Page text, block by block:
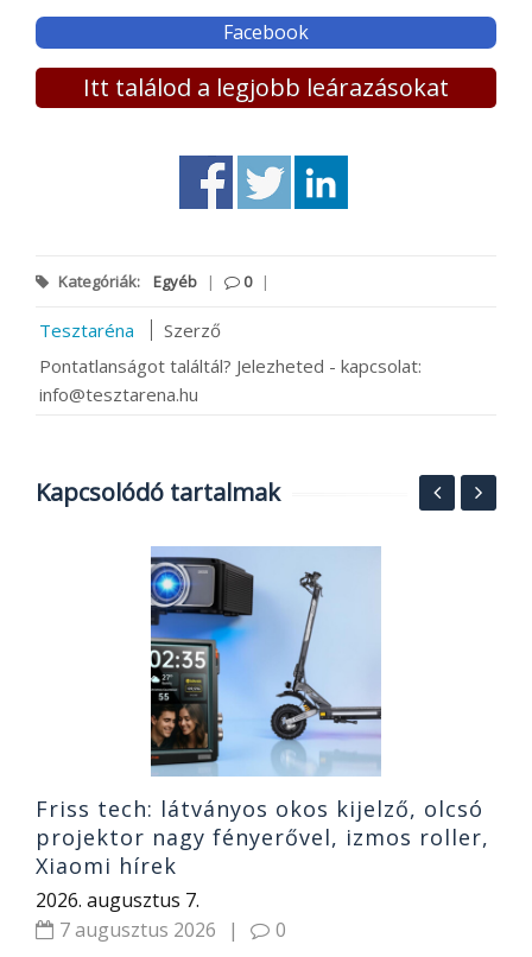
Facebook
Itt találod a legjobb leárazásokat
Kategóriák: Egyéb | 0 |
Tesztaréna
Szerző
Pontatlanságot találtál? Jelezheted - kapcsolat:
info@tesztarena.hu
Kapcsolódó tartalmak
Friss tech: látványos okos kijelző, olcsó
projektor nagy fényerővel, izmos roller,
Xiaomi hírek
2026. augusztus 7.
7 augusztus 2026
| 0